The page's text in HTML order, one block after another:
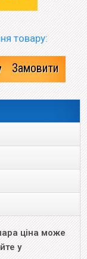
товару:
Замовити
ціна може
у